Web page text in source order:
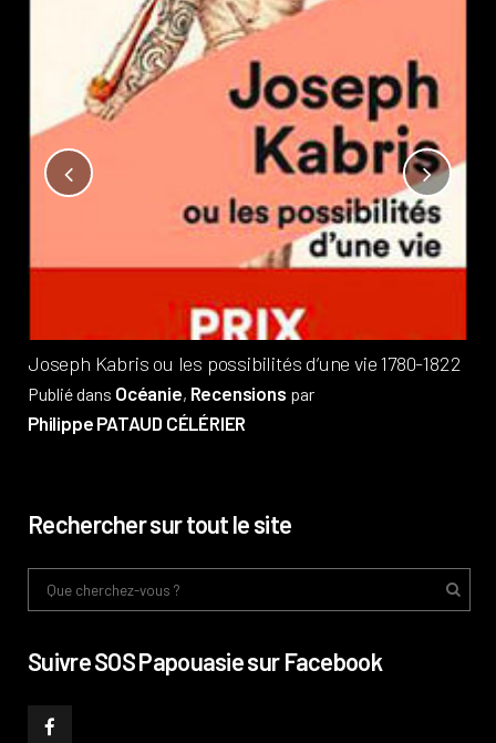
Joseph Kabris ou les possibilités d’une vie 1780-1822
Publié dans Océanie, Recensions par
Philippe PATAUD CÉLÉRIER
Rechercher sur tout le site
Suivre SOS Papouasie sur Facebook